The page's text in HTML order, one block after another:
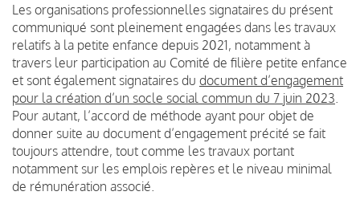
Les organisations professionnelles signataires du présent
communiqué sont pleinement engagées dans les travaux
relatifs à la petite enfance depuis 2021, notamment à
travers leur participation au Comité de filière petite enfance
et sont également signataires du document d’engagement
pour la création d’un socle social commun du 7 juin 2023
Pour autant, l’accord de méthode ayant pour objet de
donner suite au document d’engagement précité se fait
toujours attendre, tout comme les travaux portant
notamment sur les emplois repères et le niveau minimal
de rémunération associé.